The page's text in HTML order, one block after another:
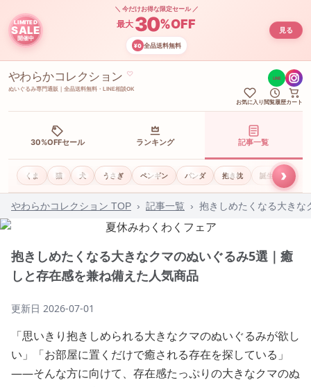
LIMITED
SALE
開催中
＼ 今だけお得な限定セール ／
最大 30%OFF
¥0 全品送料無料
見る
やわらかコレクション ♡
ぬいぐるみ専門通販｜全品送料無料・LINE相談OK
LINE
お気に入り閲覧履歴カート
30%OFFセール ランキング 記事一覧
くま 猫 犬 うさぎ ペンギン パンダ 抱き枕 誕生日ギフト
›
やわらかコレクション TOP › 記事一覧 › 抱きしめたくなる大きな
抱きしめたくなる大きなクマのぬいぐるみ5選｜癒
しと存在感を兼ね備えた人気商品
更新日 2026-07-01
「思いきり抱きしめられる大きなクマのぬいぐるみが欲し
い」「お部屋に置くだけで癒される存在を探している」
——そんな方に向けて、存在感たっぷりの大きなクマのぬ